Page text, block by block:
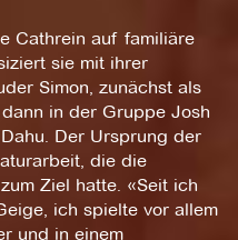
Cathrein auf familiäre
sie mit ihrer
Simon, zunächst als
in der Gruppe Josh
Der Ursprung der
die die
Ziel hatte. «Seit ich
ich spielte vor allem
und in einem